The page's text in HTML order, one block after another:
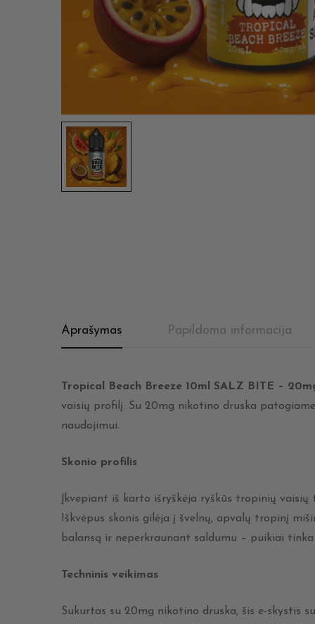
Aprašymas Papildoma informacija
Tropical Beach Breeze 10ml SALZ BITE –
vaisių profilį. Su 20mg nikotino druska
naudojimui.
Skonio profilis
Įkvepiant iš karto išryškėja ryškūs tropinių
Iškvėpus skonis gilėja į švelnų, apvalų tropinį
balansą ir neperkraunant saldumu – puikiai tinka
Techninis veikimas
Sukurtas su 20mg nikotino druska, šis e-skystis